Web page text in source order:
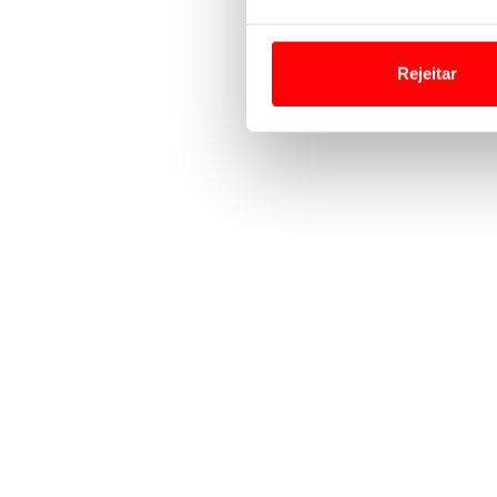
Usamos cookies para
funcionalidades de redes
Realçamos que o bloqueio
Rejeitar